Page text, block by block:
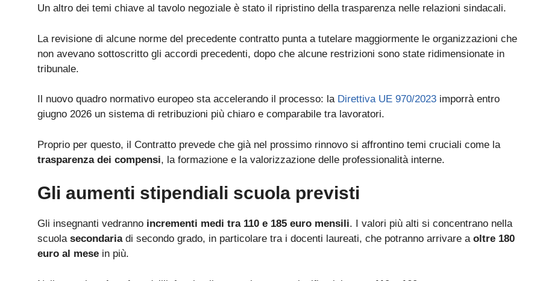
Un altro dei temi chiave al tavolo negoziale è stato il ripristino della trasparenza nelle relazioni sindacali.
La revisione di alcune norme del precedente contratto punta a tutelare maggiormente le organizzazioni che
non avevano sottoscritto gli accordi precedenti, dopo che alcune restrizioni sono state ridimensionate in
tribunale.
Il nuovo quadro normativo europeo sta accelerando il processo: la Direttiva UE 970/2023 imporrà entro
giugno 2026 un sistema di retribuzioni più chiaro e comparabile tra lavoratori.
Proprio per questo, il Contratto prevede che già nel prossimo rinnovo si affrontino temi cruciali come la
trasparenza dei compensi, la formazione e la valorizzazione delle professionalità interne.
Gli aumenti stipendiali scuola previsti
Gli insegnanti vedranno incrementi medi tra 110 e 185 euro mensili. I valori più alti si concentrano nella
scuola secondariadi secondo grado, in particolare tra i docenti laureati, che potranno arrivare a oltre 180
euro al mese in più.